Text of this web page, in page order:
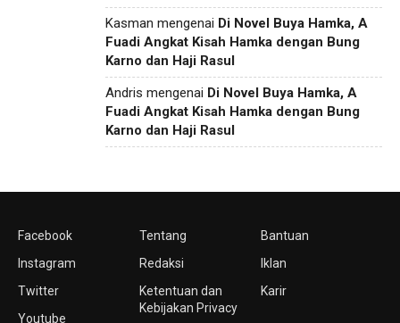
Kasman mengenai Di Novel Buya Hamka, A
Fuadi Angkat Kisah Hamka dengan Bung
Karno dan Haji Rasul
Andris mengenai Di Novel Buya Hamka, A
Fuadi Angkat Kisah Hamka dengan Bung
Karno dan Haji Rasul
Facebook
Instagram
Twitter
Youtube
Tentang
Redaksi
Ketentuan dan
Kebijakan Privacy
Bantuan
Iklan
Karir